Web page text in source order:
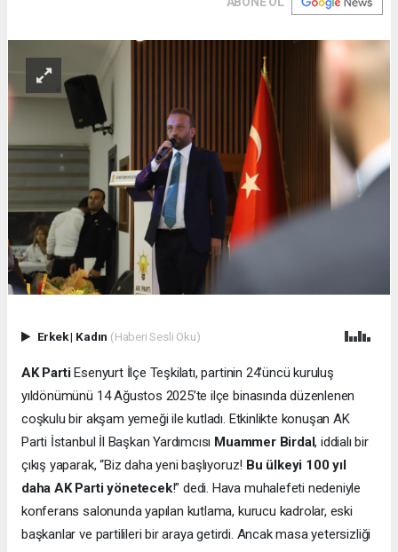
Erkek| Kadın (Haberi Sesli Oku)
AK PartiEsenyurt İlçe Teşkilatı, partinin 24’üncü kuruluş
yıldönümünü 14 Ağustos 2025’te ilçe binasında düzenlenen
coşkulu bir akşam yemeği ile kutladı. Etkinlikte konuşan AK
Parti İstanbul İl Başkan Yardımcısı Muammer Birdal, iddialı bir
çıkış yaparak, “Biz daha yeni başlıyoruz! Bu ülkeyi 100 yıl
daha AK Parti yönetecek!” dedi. Hava muhalefeti nedeniyle
konferans salonunda yapılan kutlama, kurucu kadrolar, eski
başkanlar ve partilileri bir araya getirdi. Ancak masa yetersizliği